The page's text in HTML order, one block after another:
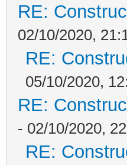
RE:
02/10/2020,
RE:
05/10/2020,
RE:
- 02/10/2020,
RE: